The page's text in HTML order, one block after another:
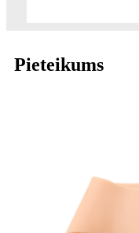
Pieteikums